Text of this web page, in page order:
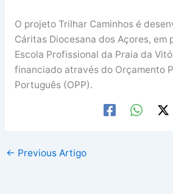
O projeto Trilhar Caminhos é
Cáritas Diocesana dos Açores, em
Escola Profissional da Praia da
financiado através do Orçamento
Português (OPP).
← Previous Artigo